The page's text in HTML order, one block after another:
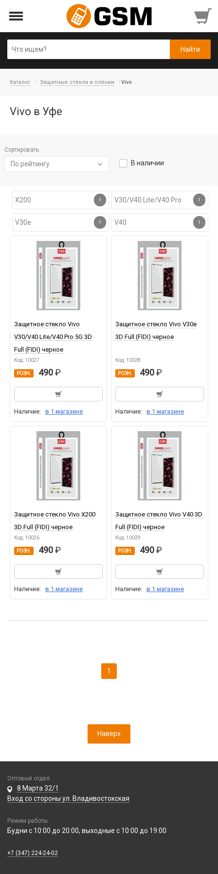
Каталог Защитные стёкла и плёнки Vivo
Vivo в Уфе
Сортировать
По рейтингу В наличии
X200 1 V30/V40 Lite/V40 Pro 1
V30e 1 V40 1
Защитное стекло Vivo
V30/V40 Lite/V40 Pro 5G 3D
Full (FIDI) черное
Код: 10027
РОЗН. 490
Наличие: в 1 магазине
Защитное стекло Vivo V30e
3D Full (FIDI) черное
Код: 10028
РОЗН. 490
Наличие: в 1 магазине
Защитное стекло Vivo X200
3D Full (FIDI) черное
Код: 10026
РОЗН. 490
Наличие: в 1 магазине
Защитное стекло Vivo V40 3D
Full (FIDI) черное
Код: 10029
РОЗН. 490
Наличие: в 1 магазине
1
Наверх
Оптовый отдел
8 Марта 32/1
Вход со стороны ул. Владивостокская
Режим работы
Будни с 10:00 до 20:00, выходные с 10:00 до 19:00
+7 (347) 224-24-02